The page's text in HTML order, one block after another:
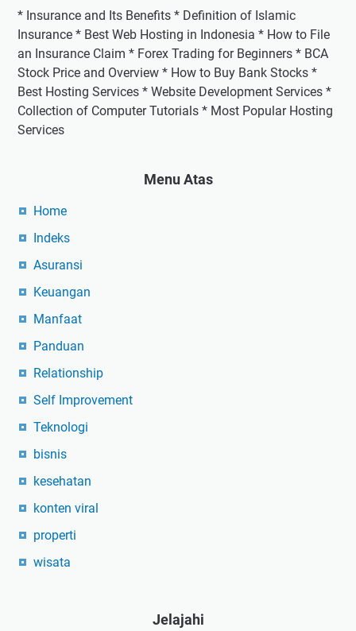
* Insurance and Its Benefits * Definition of Islamic
Insurance * Best Web Hosting in Indonesia * How to File
an Insurance Claim * Forex Trading for Beginners * BCA
Stock Price and Overview * How to Buy Bank Stocks *
Best Hosting Services * Website Development Services *
Collection of Computer Tutorials * Most Popular Hosting
Services
Menu Atas
Home
Indeks
Asuransi
Keuangan
Manfaat
Panduan
Relationship
Self Improvement
Teknologi
bisnis
kesehatan
konten viral
properti
wisata
Jelajahi